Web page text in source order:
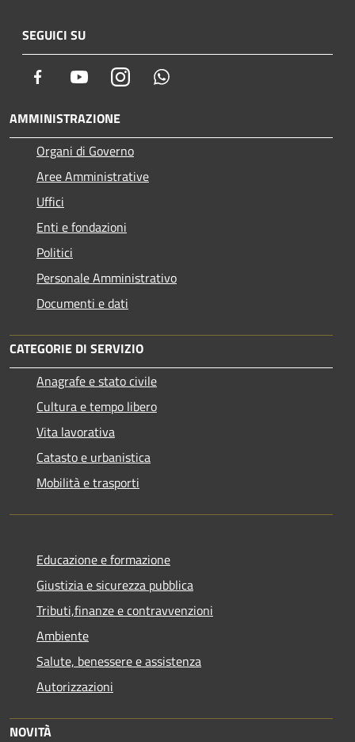
SEGUICI SU
Facebook YoutubeInstagram
AMMINISTRAZIONE
Organi di Governo
Aree Amministrative
Uffici
Enti e fondazioni
Politici
Personale Amministrativo
Documenti e dati
CATEGORIE DI SERVIZIO
Anagrafe e stato civile
Cultura e tempo libero
Vita lavorativa
Catasto e urbanistica
Mobilità e trasporti
Educazione e formazione
Giustizia e sicurezza pubblica
Tributi,finanze e contravvenzioni
Ambiente
Salute, benessere e assistenza
Autorizzazioni
NOVITÀ